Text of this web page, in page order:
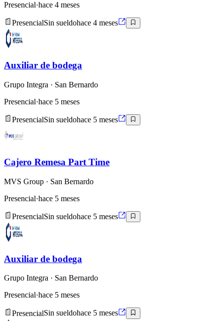
Presencial·hace 4 meses
PresencialSin sueldohace 4 meses
Auxiliar de bodega
Grupo Integra · San Bernardo
Presencial·hace 5 meses
PresencialSin sueldohace 5 meses
Cajero Remesa Part Time
MVS Group · San Bernardo
Presencial·hace 5 meses
PresencialSin sueldohace 5 meses
Auxiliar de bodega
Grupo Integra · San Bernardo
Presencial·hace 5 meses
PresencialSin sueldohace 5 meses